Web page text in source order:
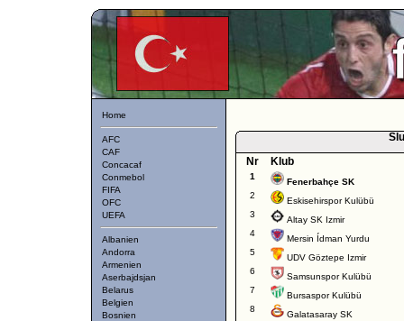
Home
AFC
CAF
Concacaf
Conmebol
FIFA
OFC
UEFA
Albanien
Andorra
Armenien
Aserbajdsjan
Belarus
Belgien
Bosnien
Nr
Klub
1
Fenerbahçe SK
2
Eskisehirspor Kulübü
3
Altay SK Izmir
4
Mersin Ídman Yurdu
5
UDV Göztepe Izmir
6
Samsunspor Kulübü
7
Bursaspor Kulübü
8
Galatasaray SK